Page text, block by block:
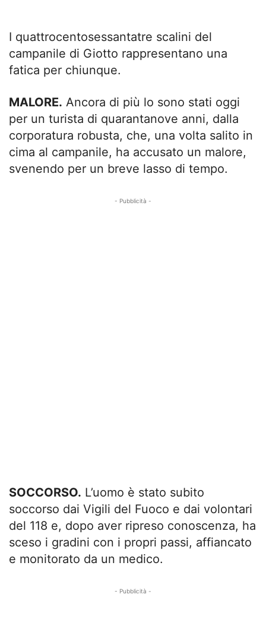
I quattrocentosessantatre scalini del
campanile di Giotto rappresentano una
fatica per chiunque.
MALORE. Ancora di più lo sono stati oggi
per un turista di quarantanove anni, dalla
corporatura robusta, che, una volta salito in
cima al campanile, ha accusato un malore,
svenendo per un breve lasso di tempo.
- Pubblicità -
SOCCORSO. L’uomo è stato subito
soccorso dai Vigili del Fuoco e dai volontari
del 118 e, dopo aver ripreso conoscenza, ha
sceso i gradini con i propri passi, affiancato
e monitorato da un medico.
- Pubblicità -